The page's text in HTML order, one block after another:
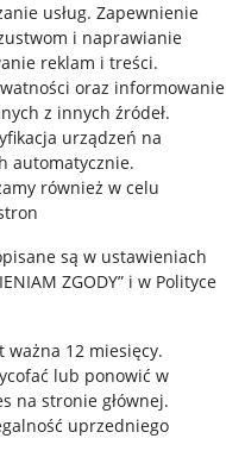
usług. Zapewnienie
i naprawianie
reklam i treści.
oraz informowanie
z innych źródeł.
urządzeń na
automatycznie.
również w celu
są w ustawieniach
ZGODY” i w Polityce
12 miesięcy.
lub ponowić w
na stronie głównej.
uprzedniego